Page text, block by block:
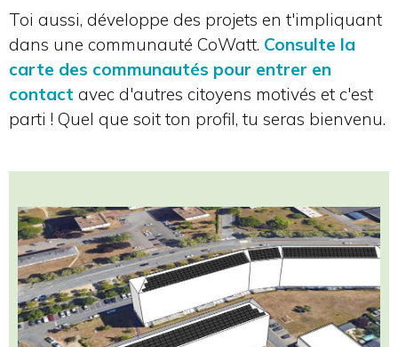
Toi aussi, développe des projets en t'impliquant
dans une communauté CoWatt. Consulte la
carte des communautés pour entrer en
contact avec d'autres citoyens motivés et c'est
parti ! Quel que soit ton profil, tu seras bienvenu.